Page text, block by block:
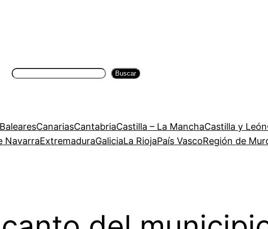
Buscar Buscar
CanariasCantabriaCastilla – La ManchaCastilla y León
NavarraExtremaduraGaliciaLa RiojaPaís VascoRegión de